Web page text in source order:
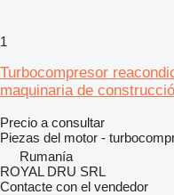
1
Turbocompresor
maquinaria de
Precio a consultar
Piezas del motor -
Rumanía
ROYAL DRU SRL
Contacte con el vendedor